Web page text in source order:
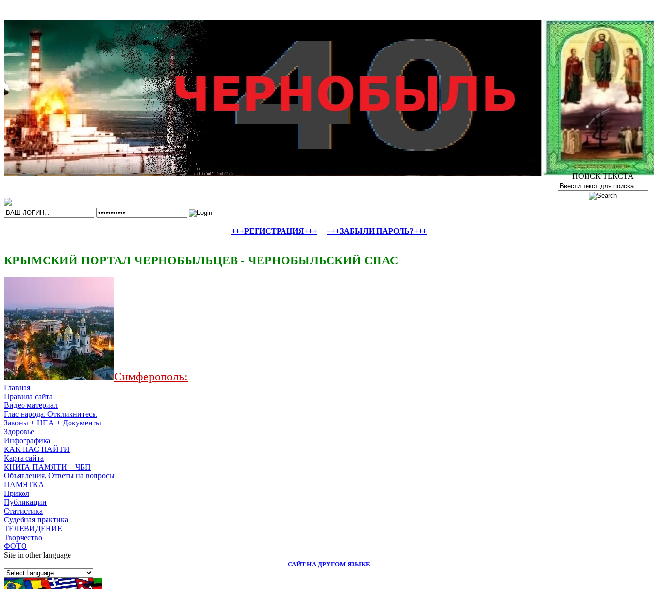
+++РЕГИСТРАЦИЯ+++ | +++ЗАБЫЛИ ПАРОЛЬ?+++
КРЫМСКИЙ ПОРТАЛ ЧЕРНОБЫЛЬЦЕВ - ЧЕРНОБЫЛЬСКИЙ СПАС
ПОИСК ТЕКСТА
Симферополь:
Главная
Правила сайта
Видео материал
Глас народа. Откликнитесь.
Законы + НПА + Документы
Здоровье
Инфографика
КАК НАС НАЙТИ
Карта сайта
КНИГА ПАМЯТИ + ЧБП
Объявления, Ответы на вопросы
ПАМЯТКА
Прикол
Публикации
Статистика
Судебная практика
ТЕЛЕВИДЕНИЕ
Творчество
ФОТО
Site in other language
САЙТ НА ДРУГОМ ЯЗЫКЕ